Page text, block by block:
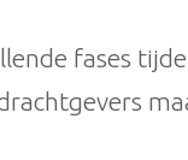
fases